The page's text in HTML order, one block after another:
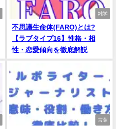
雑学
不思議生命体(FARO)とは?
【ラブタイプ16】性格・相
性・恋愛傾向を徹底解説
言葉